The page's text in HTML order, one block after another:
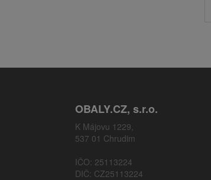
OBALY.CZ, s.r.o.
K Májovu 1229,
537 01 Chrudim
IČO: 25113224
DIČ: CZ25113224